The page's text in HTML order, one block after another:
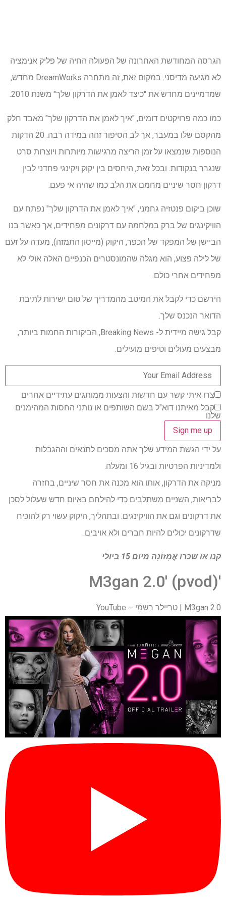
הגרסה המחודשת האחרונה של הפעולה החיה של פליק אנימציה
לא מגיעה מדיסני. במקום זאת, זה מתחרה DreamWorks מחדש,
שמדמיינים מחדש את "כיצד לאמן את הדרקון שלך" משנת 2010.
כמו כמה פרויקטים דומים, "איך לאמן את הדרקון שלך" מאבד חלק
מהקסם שלו במעבר, אך לב הסיפור זהה במידה רבה. 20 הדקות
הנוספות שנמצאו על זמן הריצה מרגישות מיותרות ויוצרות סרט
שנגרר בנקודות. ובכל זאת, היחסים בין יקוק ויקינגי פחדני לבין
דרקון חסר שיניים מחמם את הלב כמו שהיה אי פעם.
שוכן ביקום פנטזיה גחמני, "איך לאמן את הדרקון שלך" נפתח עם
הוויקינגים של ברק במלחמה עם דרקונים מפחידים, אך כאשר בנו
הביישן של המפקד של הכפר, היקוק (מייסון התמזה), מעדה על זעם
של לילה פצוע, הוא מגלה שהמונסטרים הכנפיים האלה אולי לא
מפחידים אחרי כולם.
הירשם כדי לקבל את המיטב מהמדריך של טום ישירות לתיבת
הדואר הנכנס שלך.
קבל גישה מיידית ל- Breaking News, הביקורות החמות ביותר,
מבצעים מעולים וטיפים מועילים.
צרו איתי קשר עם חדשות והצעות ממותגים עתידיים אחרים
קבל מאיתנו דוא"ל בשם השותפים או נותני החסות המהימנים
שלנו
על ידי הגשת המידע שלך אתה מסכים לתנאים וההגבלות
ולמדיניות הפרטיות ובגיל 16 ומעלה.
מניקה את הדרקון, אותו הוא מכנה את חסר שיניים, בחזרה
לבריאות, השניים משתלבים כדי להילחם באיום חדש שעלול לסכן
את דרקונים וגם את הוויקינגים. ובתהליך, היקוק עשוי רק להוכיח
שדרקונים יכולים להיות חברים ולא אויבים.
קנו או שכרו אֲמָזוֹנָה מיום 15 ביולי
'M3gan 2.0' (pvod)
M3gan 2.0 | טריילר רשמי – YouTube